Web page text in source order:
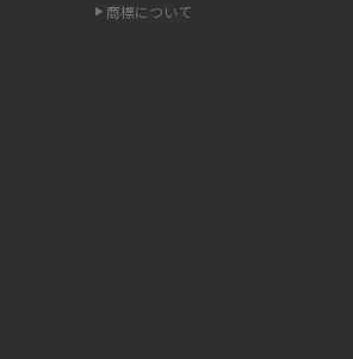
度制限とは？回避のコツや解除のタイミング・
因と対処法9選！設定の確認手順も解説
？iPhone・Androidの設定方法やおススメを紹
商標について